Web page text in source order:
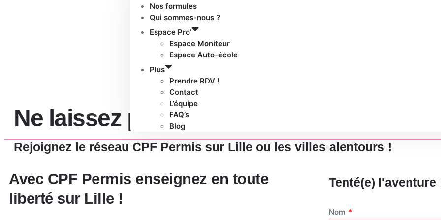
Nos formules
Qui sommes-nous ?
Espace Pro’
Espace Moniteur
Espace Auto-école
Plus
Prendre RDV !
Contact
L’équipe
FAQ’s
Blog
Ne laissez plus filer vos candidats CPF
Rejoignez le réseau CPF Permis sur Lille ou les villes alentours !
Avec CPF Permis enseignez en toute
liberté sur Lille !
Tenté(e) l'aventure
Nom